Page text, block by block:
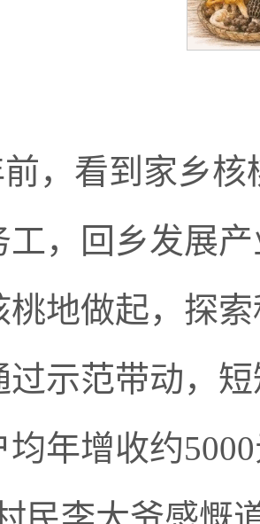
，看到家乡
工，回乡发展
桃地做起，探
过示范带动，
均年增收约